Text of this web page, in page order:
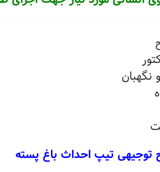
نگهبان
توجیهی تیپ احداث باغ پسته